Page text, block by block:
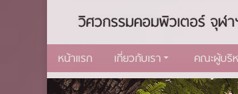
หน้าแรก เกี่ยวกับเรา คณะผู้บริ